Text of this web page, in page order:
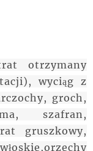
otrzymany
wyciąg z
groch,
szafran,
gruszkowy,